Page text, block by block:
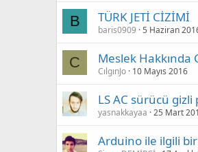
B TÜRK JETİ CİZİMİ
baris0909 5 Haziran
C Meslek Hakkında
CılgınJo 10 Mayıs 2016
LS AC sürücü
yasnakkayaa 25 Mart
Arduino ile ilgili